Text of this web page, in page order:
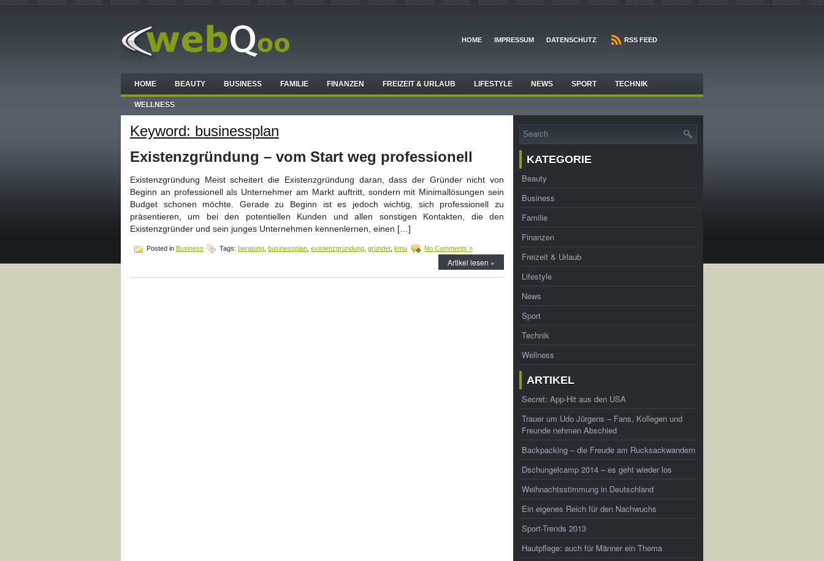
HOME IMPRESSUM DATENSCHUTZ RSS FEED
HOME BEAUTY BUSINESS FAMILIE FINANZEN FREIZEIT & URLAUB LIFESTYLE NEWS SPORT TECHNIK
WELLNESS
Keyword: businessplan
Existenzgründung – vom Start weg professionell
Existenzgründung Meist scheitert die Existenzgründung daran, dass der Gründer nicht von
Beginn an professionell als Unternehmer am Markt auftritt, sondern mit Minimallösungen sein
Budget schonen möchte. Gerade zu Beginn ist es jedoch wichtig, sich professionell zu
präsentieren, um bei den potentiellen Kunden und allen sonstigen Kontakten, die den
Existenzgründer und sein junges Unternehmen kennenlernen, einen […]
Posted in Business Tags: beratung businessplan existenzgründung gründer, kmu No Comments »
Artikel lesen »
KATEGORIE
Beauty
Business
Familie
Finanzen
Freizeit & Urlaub
Lifestyle
News
Sport
Technik
Wellness
ARTIKEL
Secret: App-Hit aus den USA
Trauer um Udo Jürgens – Fans, Kollegen und
Freunde nehmen Abschied
Backpacking – die Freude am Rucksackwandern
Dschungelcamp 2014 – es geht wieder los
Weihnachtsstimmung in Deutschland
Ein eigenes Reich für den Nachwuchs
Sport-Trends 2013
Hautpflege: auch für Männer ein Thema